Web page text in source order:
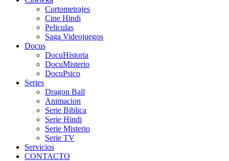
Cortometrajes
Cine Hindi
Peliculas
Saga Videojuegos
Docus
DocuHistoria
DocuMisterio
DocuPsico
Series
Dragon Ball
Animacion
Serie Biblica
Serie Hindi
Serie Misterio
Serie TV
Servicios
CONTACTO